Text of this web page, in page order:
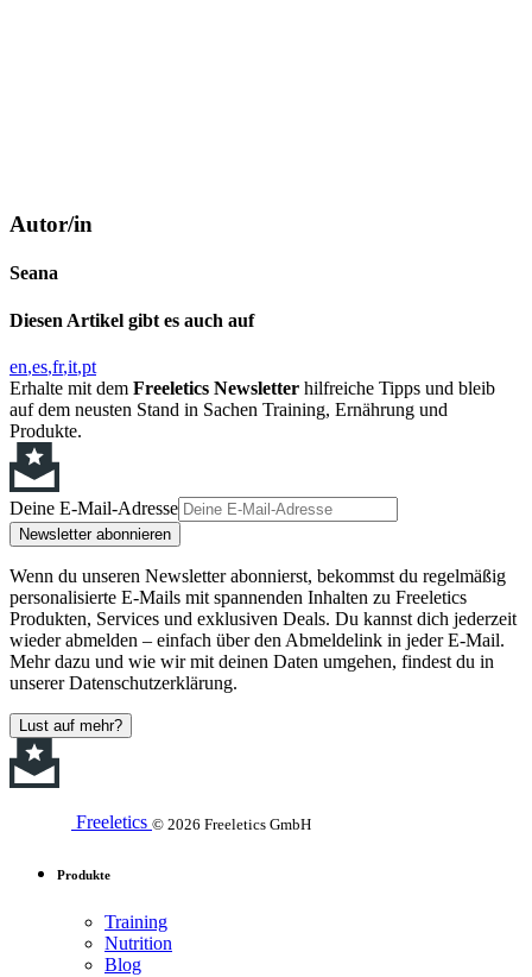
Autor/in
Seana
Diesen Artikel gibt es auch auf
en es fr it pt
Erhalte mit dem Freeletics Newsletter hilfreiche Tipps und bleib
auf dem neusten Stand in Sachen Training, Ernährung und
Produkte.
Deine E-Mail-Adresse
Newsletter abonnieren
Wenn du unseren Newsletter abonnierst, bekommst du regelmäßig
personalisierte E-Mails mit spannenden Inhalten zu Freeletics
Produkten, Services und exklusiven Deals. Du kannst dich jederzeit
wieder abmelden – einfach über den Abmeldelink in jeder E-Mail.
Mehr dazu und wie wir mit deinen Daten umgehen, findest du in
unserer Datenschutzerklärung.
Lust auf mehr?
Freeletics © 2026 Freeletics GmbH
Produkte
Training
Nutrition
Blog